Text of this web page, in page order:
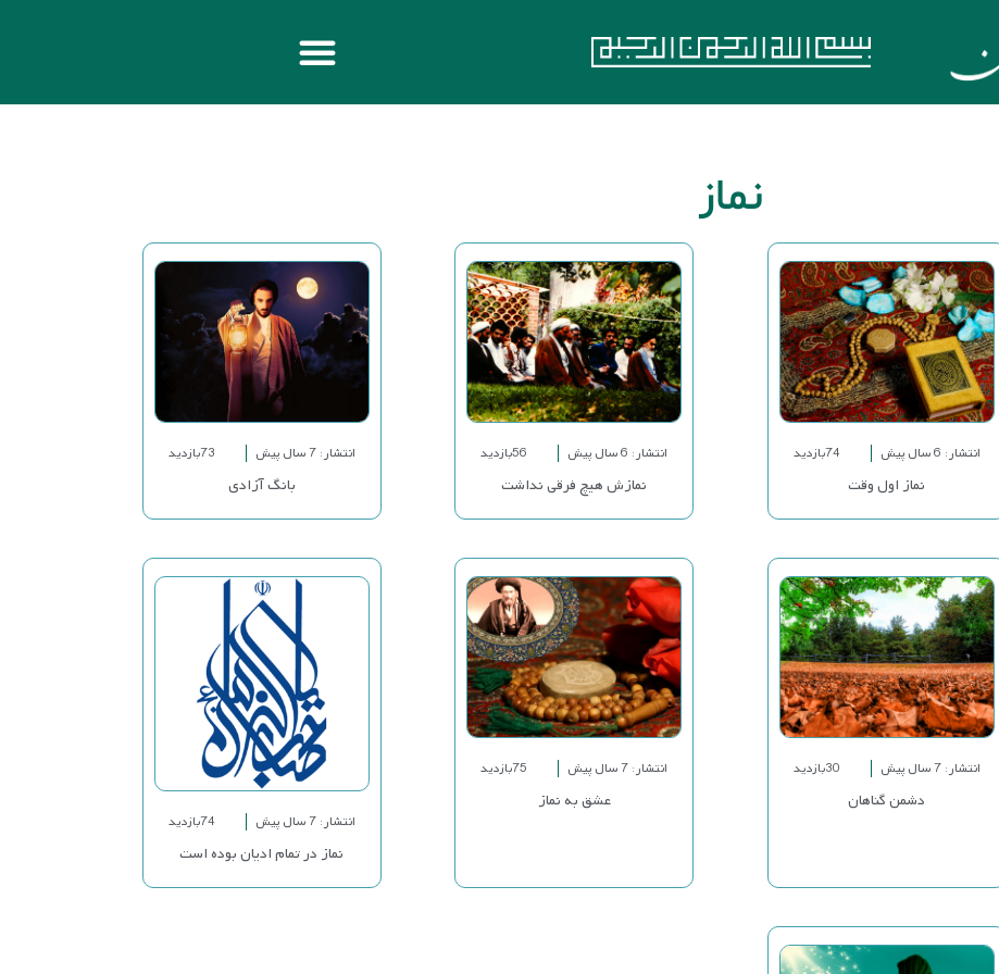
نماز
انتشار: 6 سال پیش 74بازدید
نماز اول وقت
انتشار: 6 سال پیش 56بازدید
نمازش هیچ فرقی نداشت
انتشار: 7 سال پیش 73بازدید
بانگ آزادی
انتشار: 7 سال پیش 30بازدید
دشمن گناهان
انتشار: 7 سال پیش 75بازدید
عشق به نماز
انتشار: 7 سال پیش 74بازدید
نماز در تمام ادیان بوده است